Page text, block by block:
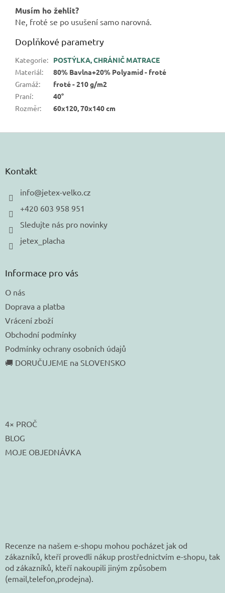
Musím ho žehlit?
Ne, froté se po usušení samo narovná.
Doplňkové parametry
Kategorie:
POSTÝLKA, CHRÁNIČ MATRACE
Materiál:
80% Bavlna+20% Polyamid - froté
Gramáž:
froté - 210 g/m2
Praní:
40°
Rozměr: 60x120, 70x140 cm
Kontakt
info@jetex-velko.cz
+420 603 958 951
Sledujte nás pro novinky
jetex_placha
Informace pro vás
O nás
Doprava a platba
Vrácení zboží
Obchodní podmínky
Podmínky ochrany osobních údajů
🚚 DORUČUJEME na SLOVENSKO
4× PROČ
BLOG
MOJE OBJEDNÁVKA
Recenze na našem e-shopu mohou pocházet jak od
zákazníků, kteří provedli nákup prostřednictvím e-shopu, tak
od zákazníků, kteří nakoupili jiným způsobem
(email,telefon,prodejna).